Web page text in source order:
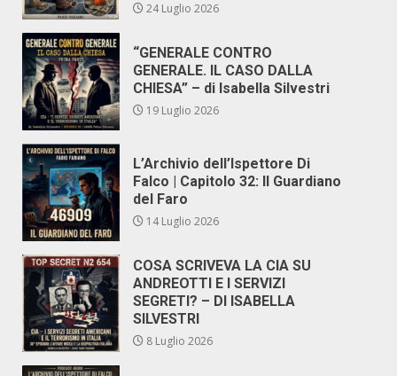
24 Luglio 2026
“GENERALE CONTRO
GENERALE. IL CASO DALLA
CHIESA” – di Isabella Silvestri
19 Luglio 2026
L’Archivio dell’Ispettore Di
Falco | Capitolo 32: Il Guardiano
del Faro
14 Luglio 2026
COSA SCRIVEVA LA CIA SU
ANDREOTTI E I SERVIZI
SEGRETI? – DI ISABELLA
SILVESTRI
8 Luglio 2026